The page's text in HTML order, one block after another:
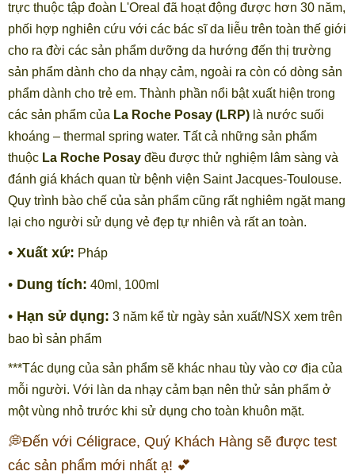
trực thuộc tập đoàn L'Oreal đã hoạt động được hơn 30 năm,
phối hợp nghiên cứu với các bác sĩ da liễu trên toàn thế giới
cho ra đời các sản phẩm dưỡng da hướng đến thị trường
sản phẩm dành cho da nhạy cảm, ngoài ra còn có dòng sản
phẩm dành cho trẻ em. Thành phần nổi bật xuất hiện trong
các sản phẩm của La Roche Posay (LRP) là nước suối
khoáng – thermal spring water. Tất cả những sản phẩm
thuộc La Roche Posay đều được thử nghiệm lâm sàng và
đánh giá khách quan từ bệnh viện Saint Jacques-Toulouse.
Quy trình bào chế của sản phẩm cũng rất nghiêm ngặt mang
lại cho người sử dụng vẻ đẹp tự nhiên và rất an toàn.
• Xuất xứ: Pháp
• Dung tích: 40ml, 100ml
• Hạn sử dụng: 3 năm kể từ ngày sản xuất/NSX xem trên
bao bì sản phẩm
***Tác dụng của sản phẩm sẽ khác nhau tùy vào cơ địa của
mỗi người. Với làn da nhạy cảm bạn nên thử sản phẩm ở
một vùng nhỏ trước khi sử dụng cho toàn khuôn mặt.
💭Đến với Céligrace, Quý Khách Hàng sẽ được test
các sản phẩm mới nhất ạ! 💕